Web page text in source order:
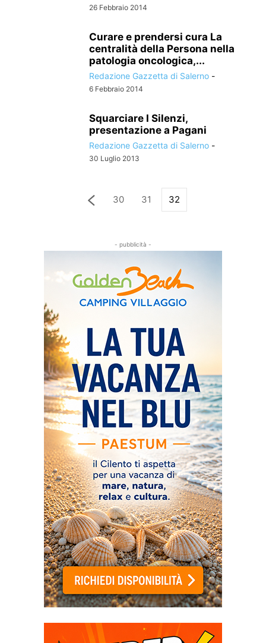
26 Febbraio 2014
Curare e prendersi cura La
centralità della Persona nella
patologia oncologica,...
Redazione Gazzetta di Salerno -
6 Febbraio 2014
Squarciare I Silenzi,
presentazione a Pagani
Redazione Gazzetta di Salerno -
30 Luglio 2013
30 31 32
- pubblicità -